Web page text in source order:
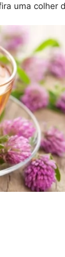
uma colher